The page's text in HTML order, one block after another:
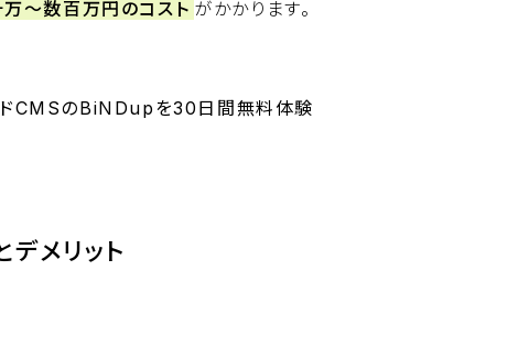
〜数百万円のコスト がかかります。
CMSのBiNDupを30日間無料体験
メリット